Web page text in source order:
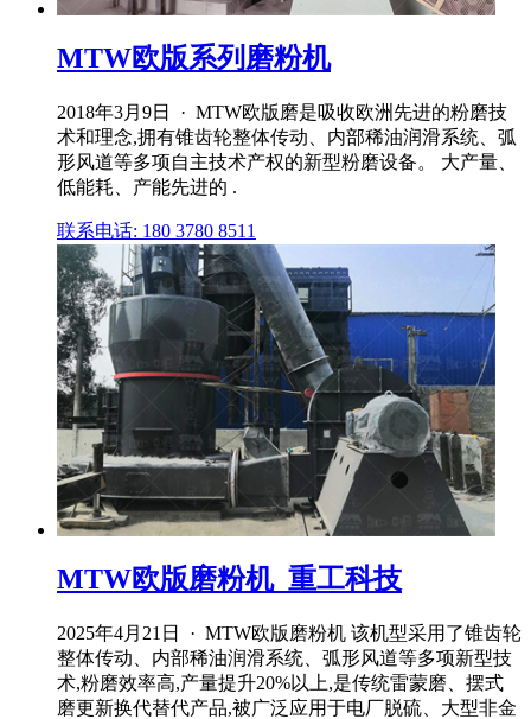
MTW欧版系列磨粉机
2018年3月9日 · MTW欧版磨是吸收欧洲先进的粉磨技
术和理念,拥有锥齿轮整体传动、内部稀油润滑系统、弧
形风道等多项自主技术产权的新型粉磨设备。 大产量、
低能耗、产能先进的 .
联系电话: 180 3780 8511
MTW欧版磨粉机_重工科技
2025年4月21日 · MTW欧版磨粉机 该机型采用了锥齿轮
整体传动、内部稀油润滑系统、弧形风道等多项新型技
术,粉磨效率高,产量提升20%以上,是传统雷蒙磨、摆式
磨更新换代替代产品,被广泛应用于电厂脱硫、大型非金